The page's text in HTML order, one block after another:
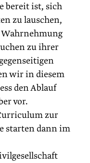
bereit ist, sich
zu lauschen,
Wahrnehmung
zu ihrer
wir in diesem
den Ablauf
vor.
zur
starten dann im